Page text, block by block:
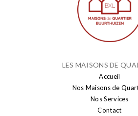
LES MAISONS DE
Accueil
Nos Maisons de
Nos Services
Contact